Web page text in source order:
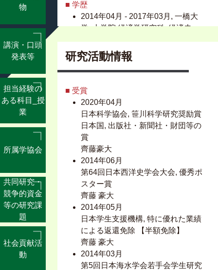
物
講演・口頭
発表等
担当経験の
ある科目_授
業
所属学協会
共同研究・
競争的資金
等の研究課
題
社会貢献活
動
■ 学歴
2014年04月 - 2017年03月, 一橋大
学, 大学院 経済学研究科, 経済史・
2012年04月 - 2014年03月, 埼玉大
学, 大学院 文化科学研究科, 文化構
造研究専攻 修士課程
2008年04月 - 2012年03月, 茨城大
学, 教育学部, 学校教育教員養成課
程 学校教育コース 言語・社会教育
系 社会選修
■ 委員歴
2023年11月 - 現在
事務局委員, 政治経済学・経済史学
会
2021年04月 - 現在
理事, 九州西洋史学会
2020年04月 - 現在
世話人, 社会経済史学会九州部会
2024年05月 - 2026年05月
委員（会計）, 第75回日本西洋史学
会大会準備委員会
研究活動情報
■ 受賞
2020年04月
日本科学協会, 笹川科学研究奨励賞
日本国, 出版社・新聞社・財団等の
賞
齊藤豪大
2014年06月
第64回日本西洋史学会大会, 優秀ポ
スター賞
齊藤 豪大
2014年05月
日本学生支援機構, 特に優れた業績
による返還免除 【半額免除】
齊藤 豪大
2014年03月
第5回日本海水学会若手会学生研究